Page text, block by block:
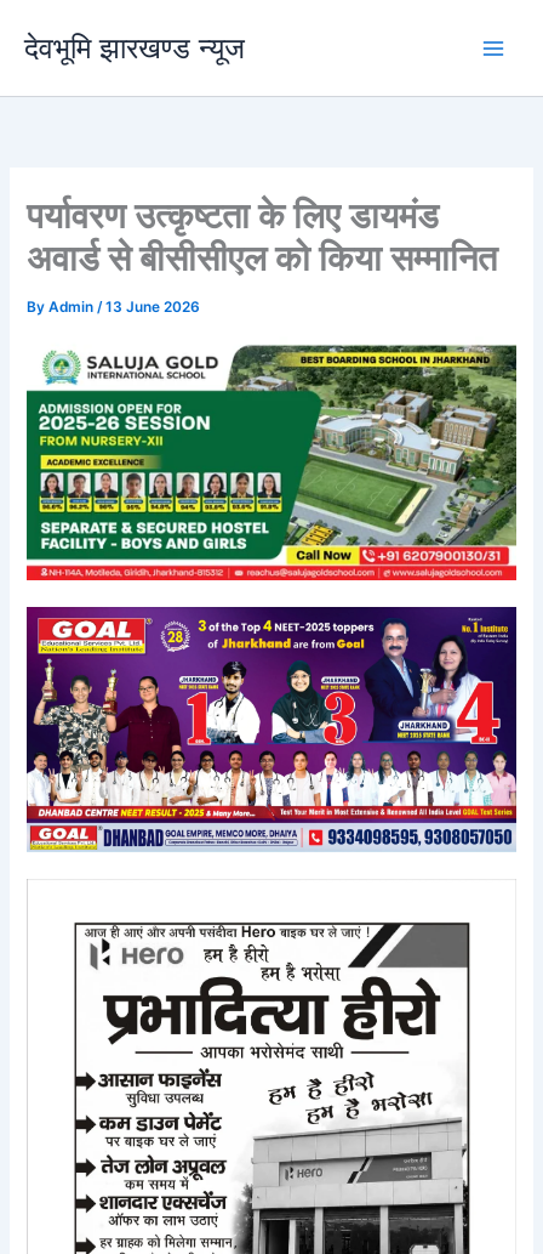
content
देवभूमि झारखण्ड न्यूज
पर्यावरण उत्कृष्टता के लिए डायमंड
अवार्ड से बीसीसीएल को किया सम्मानित
ByAdmin/13 June 2026